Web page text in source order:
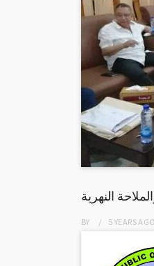
النهرية
BY 5 YEARSAGO